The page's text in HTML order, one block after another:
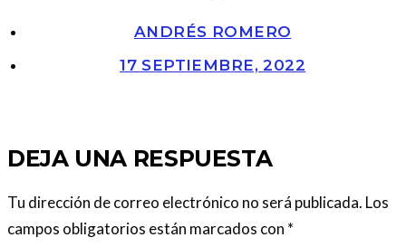
ANDRÉS ROMERO
17 SEPTIEMBRE, 2022
DEJA UNA RESPUESTA
Tu dirección de correo electrónico no será publicada. Los
campos obligatorios están marcados con *